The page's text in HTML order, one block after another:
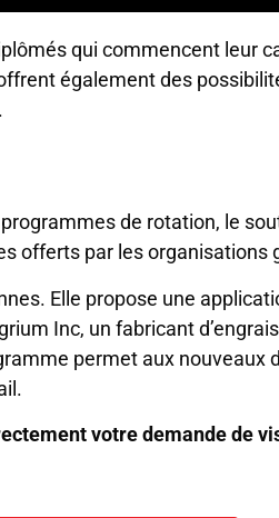
qui commencent leur
également des
de rotation, le
offerts par les organisations
Elle propose une
Inc, un fabricant
permet aux
votre demande de